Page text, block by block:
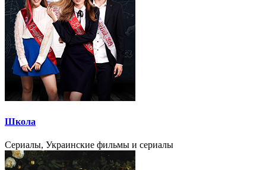
Школа
Сериалы, Украинские фильмы и сериалы